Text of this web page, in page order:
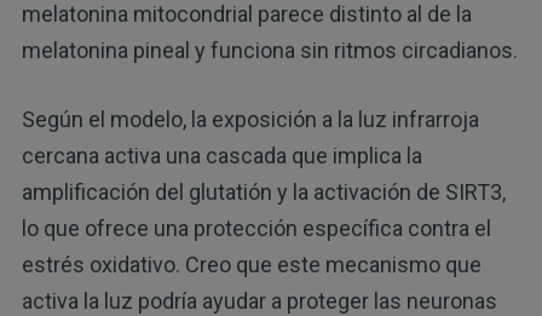
melatonina mitocondrial parece distinto al de la
melatonina pineal y funciona sin ritmos circadianos.
Según el modelo, la exposición a la luz infrarroja
cercana activa una cascada que implica la
amplificación del glutatión y la activación de SIRT3,
lo que ofrece una protección específica contra el
estrés oxidativo. Creo que este mecanismo que
activa la luz podría ayudar a proteger las neuronas